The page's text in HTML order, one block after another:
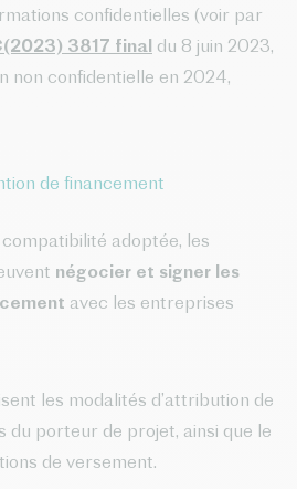
confidentielles (voir par
3817 final du 8 juin 2023,
non confidentielle en 2024,
de financement
adoptée, les
négocier et signer les
avec les entreprises
les modalités d’attribution de
du porteur de projet, ainsi que le
de versement.